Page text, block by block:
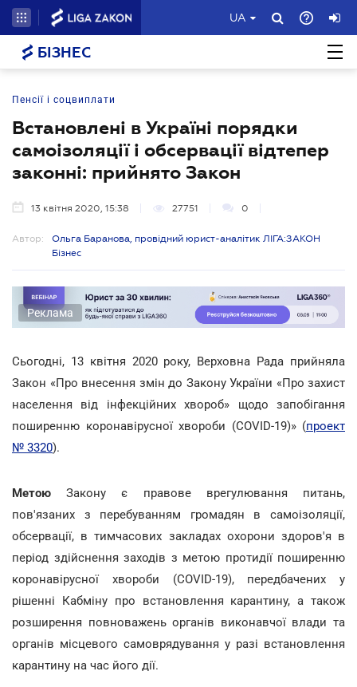
UA
БІЗНЕС
Пенсії і соцвиплати
Встановлені в Україні порядки
самоізоляції і обсервації відтепер
законні: прийнято Закон
13 квітня 2020, 15:38 27751 0
Автор:
Ольга Баранова, провідний юрист-аналітик ЛІГА:ЗАКОН
Бізнес
Реклама
Сьогодні, 13 квітня 2020 року, Верховна Рада прийняла
Закон «Про внесення змін до Закону України «Про захист
населення від інфекційних хвороб» щодо запобігання
поширенню коронавірусної хвороби (COVID-19)» (проект
№ 3320).
Метою Закону є правове врегулювання питань,
пов'язаних з перебуванням громадян в самоізоляції,
обсервації, в тимчасових закладах охорони здоров'я в
період здійснення заходів з метою протидії поширенню
коронавірусної хвороби (COVID-19), передбачених у
рішенні Кабміну про встановлення карантину, а також
розширення повноважень органів виконавчої влади та
органів місцевого самоврядування у разі встановлення
карантину на час його дії.